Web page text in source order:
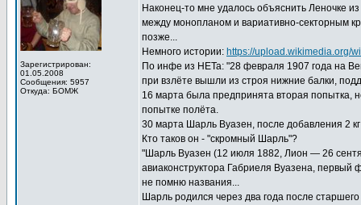
Зарегистрирован:
01.05.2008
Сообщения: 5957
Откуда: БОМЖ
Наконец-то мне удалось объяснить Леночке
между монопланом и вариативно-секторным
позже...
Немного истории: https://upload.wikimedia.org/
По инфе из НЕТа: "28 февраля 1907 года на
при взлёте вышли из строя нижние балки,
16 марта была предпринята вторая попытка,
попытке полёта.
30 марта Шарль Вуазен, после добавления 2
Кто таков он - "скромный Шарль"?
"Шарль Вуазен (12 июля 1882, Лион — 26
авиаконструктора Габриеля Вуазена, первый
не помню названия...
Шарль родился через два года после